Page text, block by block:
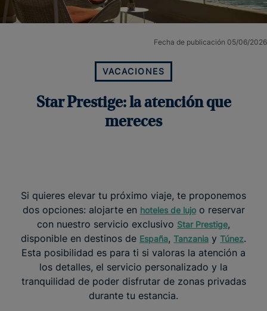
Fecha de publicación 05/06/2026
VACACIONES
Star Prestige: la atención que
mereces
Si quieres elevar tu próximo viaje, te proponemos
dos opciones: alojarte en hoteles de lujoo reservar
con nuestro servicio exclusivo Star Prestige,
disponible en destinos de España, Tanzania y Túnez.
Esta posibilidad es para ti si valoras la atención a
los detalles, el servicio personalizado y la
tranquilidad de poder disfrutar de zonas privadas
durante tu estancia.